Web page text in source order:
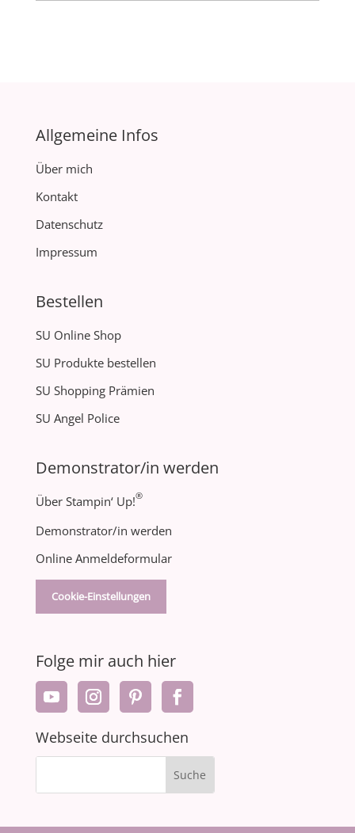
Allgemeine Infos
Über mich
Kontakt
Datenschutz
Impressum
Bestellen
SU Online Shop
SU Produkte bestellen
SU Shopping Prämien
SU Angel Police
Demonstrator/in werden
Über Stampin‘ Up!®
Demonstrator/in werden
Online Anmeldeformular
Cookie-Einstellungen
Folge mir auch hier
Webseite durchsuchen